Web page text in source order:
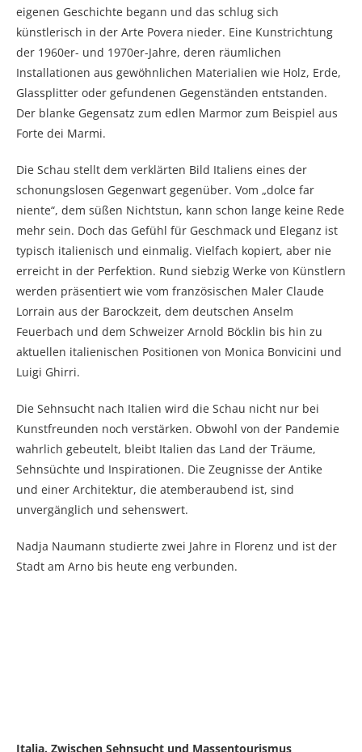
eigenen Geschichte begann und das schlug sich
künstlerisch in der Arte Povera nieder. Eine Kunstrichtung
der 1960er- und 1970er-Jahre, deren räumlichen
Installationen aus gewöhnlichen Materialien wie Holz, Erde,
Glassplitter oder gefundenen Gegenständen entstanden.
Der blanke Gegensatz zum edlen Marmor zum Beispiel aus
Forte dei Marmi.
Die Schau stellt dem verklärten Bild Italiens eines der
schonungslosen Gegenwart gegenüber. Vom „dolce far
niente“, dem süßen Nichtstun, kann schon lange keine Rede
mehr sein. Doch das Gefühl für Geschmack und Eleganz ist
typisch italienisch und einmalig. Vielfach kopiert, aber nie
erreicht in der Perfektion. Rund siebzig Werke von Künstlern
werden präsentiert wie vom französischen Maler Claude
Lorrain aus der Barockzeit, dem deutschen Anselm
Feuerbach und dem Schweizer Arnold Böcklin bis hin zu
aktuellen italienischen Positionen von Monica Bonvicini und
Luigi Ghirri.
Die Sehnsucht nach Italien wird die Schau nicht nur bei
Kunstfreunden noch verstärken. Obwohl von der Pandemie
wahrlich gebeutelt, bleibt Italien das Land der Träume,
Sehnsüchte und Inspirationen. Die Zeugnisse der Antike
und einer Architektur, die atemberaubend ist, sind
unvergänglich und sehenswert.
Nadja Naumann studierte zwei Jahre in Florenz und ist der
Stadt am Arno bis heute eng verbunden.
Italia. Zwischen Sehnsucht und Massentourismus